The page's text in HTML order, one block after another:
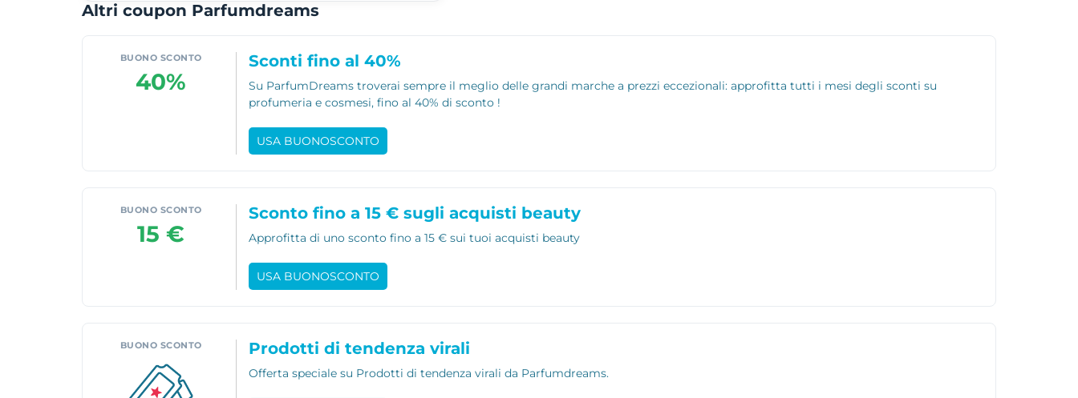
Altri coupon Parfumdreams
BUONO SCONTO
40%
Sconti fino al 40%
Su ParfumDreams troverai sempre il meglio delle grandi marche a prezzi eccezionali: approfitta tutti i mesi degli sconti su
profumeria e cosmesi, fino al 40% di sconto !
USA BUONOSCONTO
BUONO SCONTO
15 €
Sconto fino a 15 € sugli acquisti beauty
Approfitta di uno sconto fino a 15 € sui tuoi acquisti beauty
USA BUONOSCONTO
BUONO SCONTO Prodotti di tendenza virali
Offerta speciale su Prodotti di tendenza virali da Parfumdreams.